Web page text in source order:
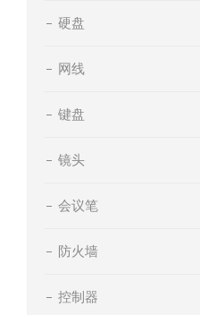
硬盘
网线
键盘
镜头
会议笔
防火墙
控制器